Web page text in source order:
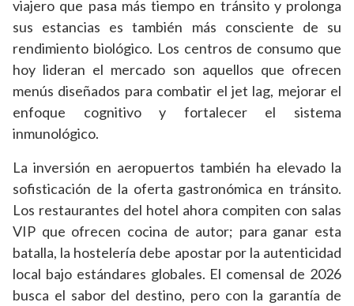
viajero que pasa más tiempo en tránsito y prolonga
sus estancias es también más consciente de su
rendimiento biológico. Los centros de consumo que
hoy lideran el mercado son aquellos que ofrecen
menús diseñados para combatir el jet lag, mejorar el
enfoque cognitivo y fortalecer el sistema
inmunológico.
La inversión en aeropuertos también ha elevado la
sofisticación de la oferta gastronómica en tránsito.
Los restaurantes del hotel ahora compiten con salas
VIP que ofrecen cocina de autor; para ganar esta
batalla, la hostelería debe apostar por la autenticidad
local bajo estándares globales. El comensal de 2026
busca el sabor del destino, pero con la garantía de